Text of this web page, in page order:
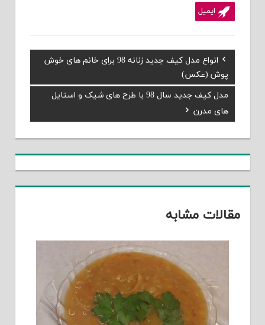
ایمیل
راهبری
نوشته
Previous
Post:
انواع مدل کیف جدید زنانه 98 برای خانم های خوش
پوش (عکس)
Next
Post:
مدل کیف جدید سال 98 با طرح های شیک و استایل
های مدرن
مقالات مشابه